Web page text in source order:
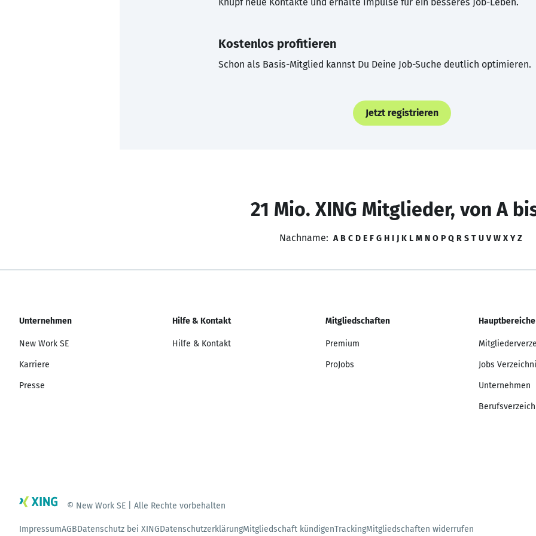
Kostenlos profitieren
Schon als Basis-Mitglied kannst Du Deine Job-Suche deutlich optimieren.
Jetzt registrieren
21 Mio. XING Mitglieder, von A
Nachname: A B C D E F G H I J K L M N O P Q R S T U V W X Y Z
Unternehmen
New Work SE
Karriere
Presse
Hilfe & Kontakt
Hilfe & Kontakt
Mitgliedschaften
Premium
ProJobs
Hauptbereiche
Jobs
Unternehmen
© New Work SE | Alle Rechte vorbehalten
ImpressumAGBDatenschutz bei XINGDatenschutzerklärungMitgliedschaft kündigenTrackingMitgliedschaften widerrufen